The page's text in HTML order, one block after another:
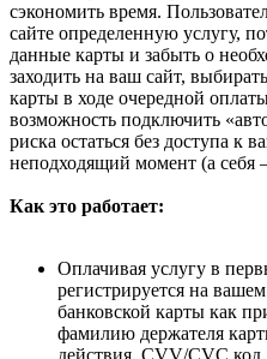
сэкономить время.
сайте определенную услугу,
данные карты и забыть о
заходить на ваш сайт,
карты в ходе очередной
возможность подключить
риска остаться без доступа к
неподходящий момент (а себя
Как это работает:
Оплачивая услугу в
регистрируется на
банковской карты как
фамилию держателя
действия, CVV/CVC код.